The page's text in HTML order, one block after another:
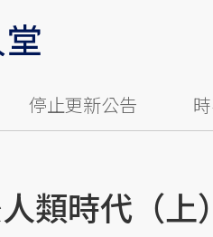
停止更新公告
類時代（上